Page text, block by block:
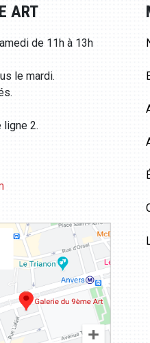
ART
de 11h à 13h
le mardi.
ligne 2.